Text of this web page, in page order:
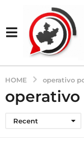
HOME operativo
Recent